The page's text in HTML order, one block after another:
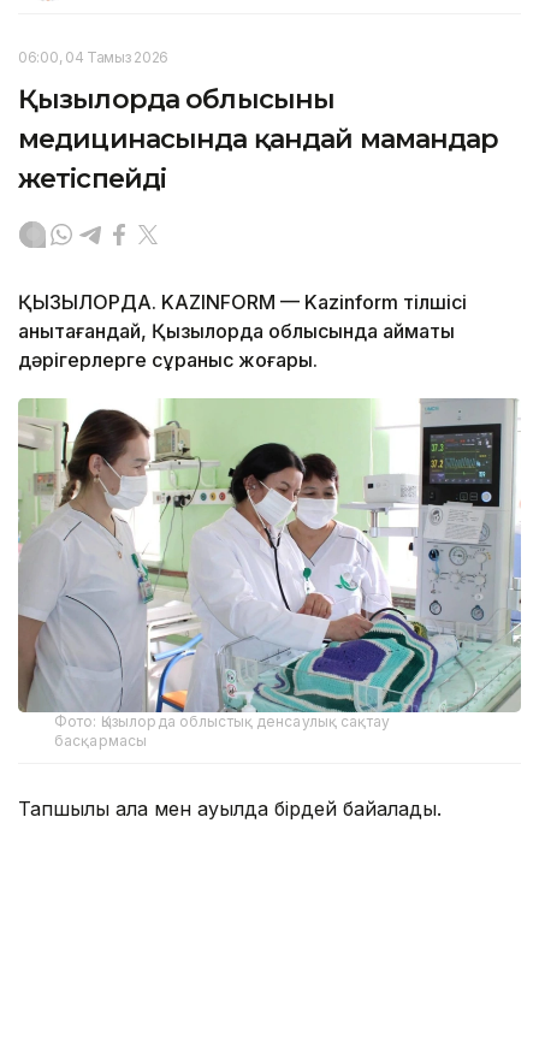
06:00, 04 Тамыз 2026
Қызылорда облысының
медицинасында қандай мамандар
жетіспейді
ҚЫЗЫЛОРДА. KAZINFORM — Kazinform тілшісі
анықтағандай, Қызылорда облысында аймақтық
дәрігерлерге сұраныс жоғары.
Фото: Қызылорда облыстық денсаулық сақтау
басқармасы
Тапшылық қала мен ауылда бірдей байқалады.